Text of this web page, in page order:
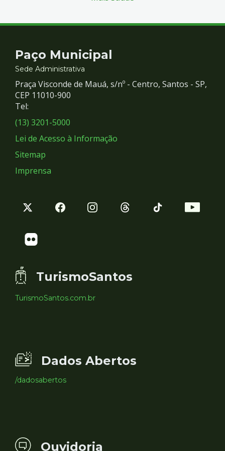
Contato
e
Redes
Sociais
Paço Municipal
Sede Administrativa
Praça Visconde de Mauá, s/nº - Centro, Santos - SP,
CEP 11010-900
Tel:
(13) 3201-5000
Lei de Acesso à Informação
Sitemap
Imprensa
TurismoSantos
TurismoSantos.com.br
Dados Abertos
/dadosabertos
Ouvidoria